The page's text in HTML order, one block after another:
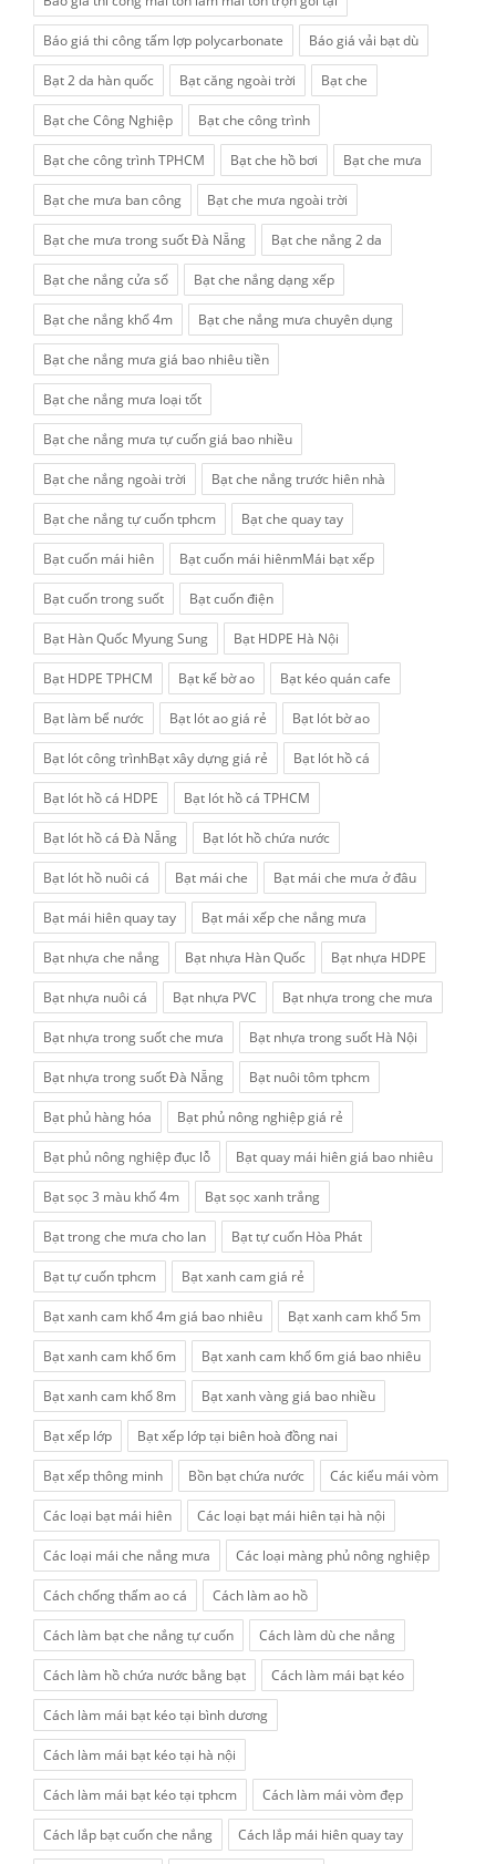
Báo giá thi công tấm lợp polycarbonate Báo giá vải bạt dù
Bạt 2 da hàn quốc Bạt căng ngoài trời Bạt che
Bạt che Công Nghiệp Bạt che công trình
Bạt che công trình TPHCM Bạt che hồ bơi Bạt che mưa
Bạt che mưa ban công Bạt che mưa ngoài trời
Bạt che mưa trong suốt Đà Nẵng Bạt che nắng 2 da
Bạt che nắng cửa sổ Bạt che nắng dạng xếp
Bạt che nắng khổ 4m Bạt che nắng mưa chuyên dụng
Bạt che nắng mưa giá bao nhiêu tiền
Bạt che nắng mưa loại tốt
Bạt che nắng mưa tự cuốn giá bao nhiều
Bạt che nắng ngoài trời Bạt che nắng trước hiên nhà
Bạt che nắng tự cuốn tphcm Bạt che quay tay
Bạt cuốn mái hiên Bạt cuốn mái hiênmMái bạt xếp
Bạt cuốn trong suốt Bạt cuốn điện
Bạt Hàn Quốc Myung Sung Bạt HDPE Hà Nội
Bạt HDPE TPHCM Bạt kế bờ ao Bạt kéo quán cafe
Bạt làm bể nước Bạt lót ao giá rẻ Bạt lót bờ ao
Bạt lót công trìnhBạt xây dựng giá rẻ Bạt lót hồ cá
Bạt lót hồ cá HDPE Bạt lót hồ cá TPHCM
Bạt lót hồ cá Đà Nẵng Bạt lót hồ chứa nước
Bạt lót hồ nuôi cá Bạt mái che Bạt mái che mưa ở đâu
Bạt mái hiên quay tay Bạt mái xếp che nắng mưa
Bạt nhựa che nắng Bạt nhựa Hàn Quốc Bạt nhựa HDPE
Bạt nhựa nuôi cá Bạt nhựa PVC Bạt nhựa trong che mưa
Bạt nhựa trong suốt che mưa Bạt nhựa trong suốt Hà Nội
Bạt nhựa trong suốt Đà Nẵng Bạt nuôi tôm tphcm
Bạt phủ hàng hóa Bạt phủ nông nghiệp giá rẻ
Bạt phủ nông nghiệp đục lỗ Bạt quay mái hiên giá bao nhiêu
Bạt sọc 3 màu khổ 4m Bạt sọc xanh trắng
Bạt trong che mưa cho lan Bạt tự cuốn Hòa Phát
Bạt tự cuốn tphcm Bạt xanh cam giá rẻ
Bạt xanh cam khổ 4m giá bao nhiêu Bạt xanh cam khổ 5m
Bạt xanh cam khổ 6m Bạt xanh cam khổ 6m giá bao nhiêu
Bạt xanh cam khổ 8m Bạt xanh vàng giá bao nhiều
Bạt xếp lớp Bạt xếp lớp tại biên hoà đồng nai
Bạt xếp thông minh Bồn bạt chứa nước Các kiểu mái vòm
Các loại bạt mái hiên Các loại bạt mái hiên tại hà nội
Các loại mái che nắng mưa Các loại màng phủ nông nghiệp
Cách chống thấm ao cá Cách làm ao hồ
Cách làm bạt che nắng tự cuốn Cách làm dù che nắng
Cách làm hồ chứa nước bằng bạt Cách làm mái bạt kéo
Cách làm mái bạt kéo tại bình dương
Cách làm mái bạt kéo tại hà nội
Cách làm mái bạt kéo tại tphcm Cách làm mái vòm đẹp
Cách lắp bạt cuốn che nắng Cách lắp mái hiên quay tay